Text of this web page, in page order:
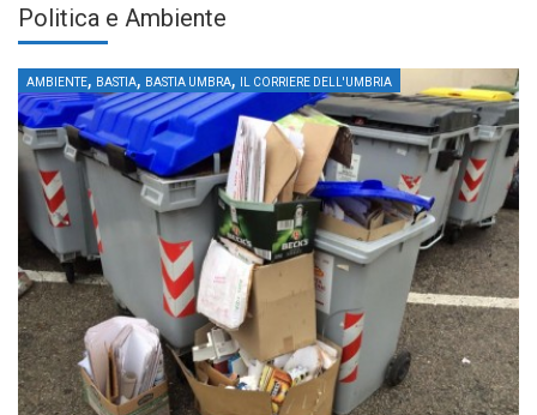
Politica e Ambiente
AMBIENTE, BASTIA, BASTIA UMBRA, IL CORRIERE DELL'UMBRIA